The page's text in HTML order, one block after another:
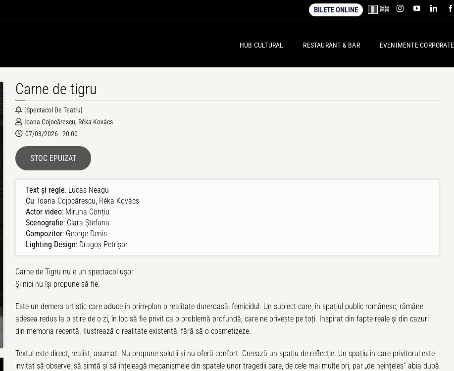
BILETE ONLINE
HUB CULTURAL RESTAURANT & BAR EVENIMENTE CORPORATE
Carne de tigru
[spectacol De Teatru]
Ioana Cojocărescu, Réka Kovács
07/03/2026 - 20:00
STOC EPUIZAT
Text și regie: Lucas Neagu
Cu: Ioana Cojocărescu, Réka Kovács
Actor video: Miruna Conțiu
Scenografie: Clara Ștefana
Compozitor: George Denis
Lighting Design: Dragoș Petrișor
Carne de Tigru nu e un spectacol ușor.
Și nici nu își propune să fie.
Este un demers artistic care aduce în prim-plan o realitate dureroasă: femicidul. Un subiect care, în spațiul public românesc, rămâne
adesea redus la o știre de o zi, în loc să fie privit ca o problemă profundă, care ne privește pe toți. Inspirat din fapte reale și din cazuri
din memoria recentă. Ilustrează o realitate existentă, fără să o cosmetizeze.
Textul este direct, realist, asumat. Nu propune soluții și nu oferă confort. Creează un spațiu de reflecție. Un spațiu în care privitorul este
invitat să observe, să simtă și să înțeleagă mecanismele din spatele unor tragedii care, de cele mai multe ori, par „de neînțeles” abia după